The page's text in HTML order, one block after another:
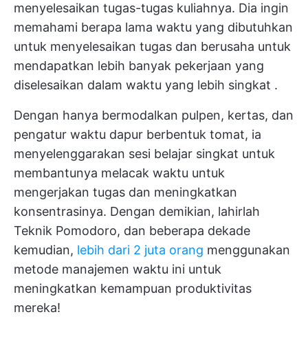
menyelesaikan tugas-tugas kuliahnya. Dia ingin
memahami berapa lama waktu yang dibutuhkan
untuk menyelesaikan tugas dan berusaha untuk
mendapatkan lebih banyak pekerjaan yang
diselesaikan dalam waktu yang lebih singkat .
Dengan hanya bermodalkan pulpen, kertas, dan
pengatur waktu dapur berbentuk tomat, ia
menyelenggarakan sesi belajar singkat untuk
membantunya melacak waktu untuk
mengerjakan tugas dan meningkatkan
konsentrasinya. Dengan demikian, lahirlah
Teknik Pomodoro, dan beberapa dekade
kemudian, lebih dari 2 juta orang menggunakan
metode manajemen waktu ini untuk
meningkatkan kemampuan produktivitas
mereka!